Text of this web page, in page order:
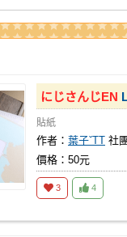
にじさんじEN
貼紙
作者： 葉子ˇTT 社
價格：50元
3 4